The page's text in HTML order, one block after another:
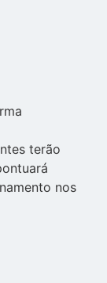
terão
nos